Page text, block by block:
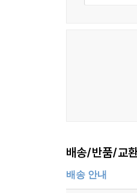
제9장 탈북자의 인권
Ⅰ. 들어가며
Ⅱ. 탈북자의 정체성 변
배송/반품/교
배송 안내